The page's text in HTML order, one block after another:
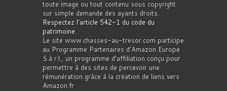
toute image ou tout contenu sous copyright
sur simple demande des ayants droits.
Respectez l'article 542-1 du code du
patrimoine.
Le site www.chasses-au-tresor.com participe
au Programme Partenaires d’Amazon Europe
S.à r.l., un programme d’affiliation conçu pour
permettre à des sites de percevoir une
rémunération grâce à la création de liens vers
Amazon.fr